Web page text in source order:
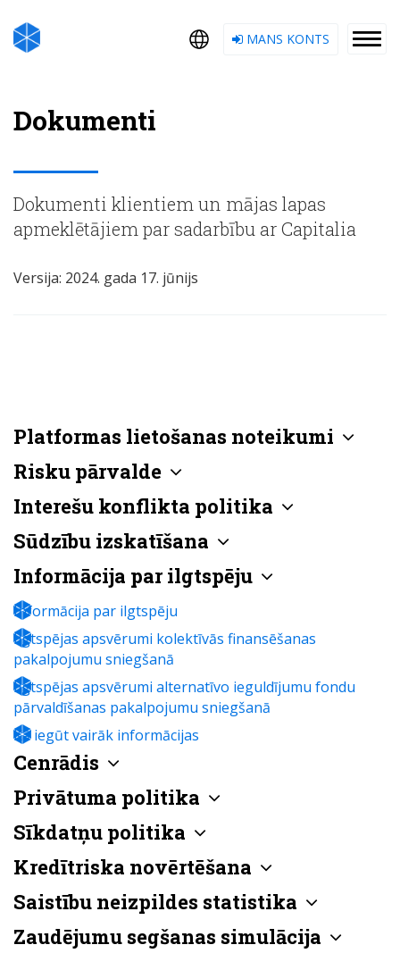
MANS KONTS
Dokumenti
Dokumenti klientiem un mājas lapas
apmeklētājiem par sadarbību ar Capitalia
Versija: 2024. gada 17. jūnijs
Platformas lietošanas noteikumi
Risku pārvalde
Interešu konflikta politika
Sūdzību izskatīšana
Informācija par ilgtspēju
Informācija par ilgtspēju
Ilgtspējas apsvērumi kolektīvās finansēšanas
pakalpojumu sniegšanā
Ilgtspējas apsvērumi alternatīvo ieguldījumu fondu
pārvaldīšanas pakalpojumu sniegšanā
Kā iegūt vairāk informācijas
Cenrādis
Privātuma politika
Sīkdatņu politika
Kredītriska novērtēšana
Saistību neizpildes statistika
Zaudējumu segšanas simulācija